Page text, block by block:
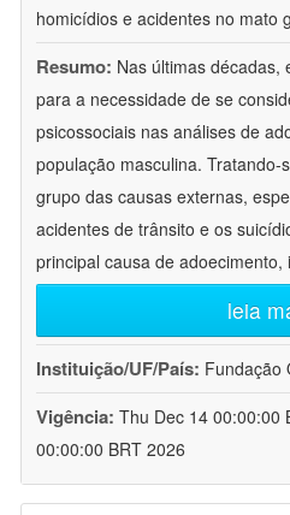
homicídios e acidentes no mato
Resumo: Nas últimas décadas,
para a necessidade de se
psicossociais nas análises de
população masculina. Tratando-
grupo das causas externas,
acidentes de trânsito e os
principal causa de
leia
Instituição/UF/País: Fundação
Vigência: Thu Dec 14 00:00:00
00:00:00 BRT 2026